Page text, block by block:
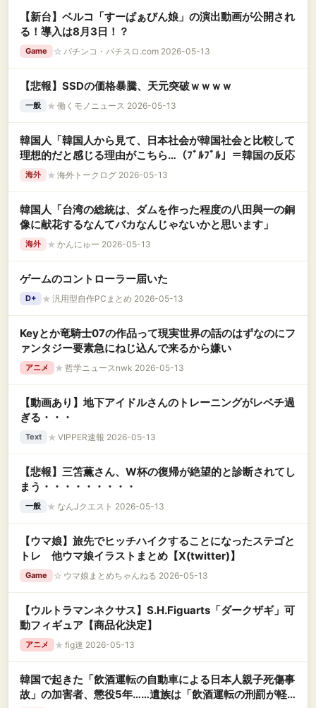
【新台】ベルコ「すーぱぁびん娘」の演出動画が公開され
る！導入は8月3日！？
Game ☆ パチンコ・パチスロ.com 2026-05-13
【悲報】SSDの価格暴騰、天元突破ｗｗｗｗ
一般 ★ 働くモノニュース 2026-05-13
韓国人「韓国人から見て、日本社会が韓国社会と比較して
理想的だと感じる理由がこちら…（ﾌﾞﾙﾌﾞﾙ」＝韓国の反応
海外 ★ 海外トークログ 2026-05-13
韓国人「台湾の総統は、ダムを作った程度の八田與一の銅
像に献花するなんてバカなんじゃないかと思います」
海外 ★ かんにゅー 2026-05-13
ゲームのコントローラー届いた
D+ ★ 汎用型自作PCまとめ 2026-05-13
Keyとか竜騎士07の作品って現実世界の話のはずなのにフ
ァンタジー要素急にねじ込んで来るから嫌い
アニメ ★ 哲学ニュースnwk 2026-05-13
【動画あり】地下アイドルさんのトレーニングがレベチ過
ぎる・・・
Text ★ VIPPER速報 2026-05-13
【悲報】三笘薫さん、W杯の復帰が絶望的と診断されてし
まう・・・・・・・・・
一般 ★ なんJクエスト 2026-05-13
【ウマ娘】旅先でヒッチハイクすることになったステゴと
トレ 他ウマ娘イラストまとめ【X(twitter)】
Game ☆ ウマ娘まとめちゃんねる 2026-05-13
【ウルトラマンネクサス】S.H.Figuarts「ダークザギ」可
動フィギュア【商品化決定】
アニメ ★ fig速 2026-05-13
韓国で起きた「飲酒運転の自動車による日本人親子死傷事
故」の加害者、懲役5年……遺族は「飲酒運転の刑罰が軽